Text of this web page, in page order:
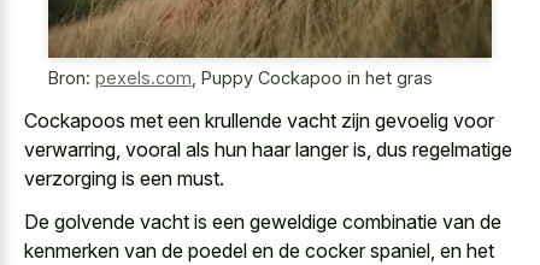
Bron: pexels.com, Puppy Cockapoo in het gras
Cockapoos met een krullende vacht zijn gevoelig voor
verwarring, vooral als hun haar langer is, dus regelmatige
verzorging is een must.
De golvende vacht is een geweldige combinatie van de
kenmerken van de poedel en de cocker spaniel, en het